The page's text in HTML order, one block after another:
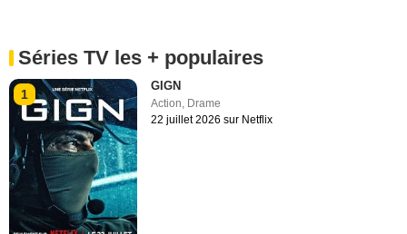
Séries TV les + populaires
1
GIGN
Action Drame
22 juillet 2026 sur Netflix